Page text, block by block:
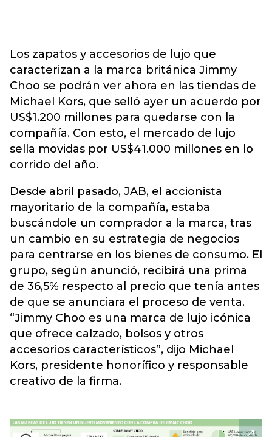
Los zapatos y accesorios de lujo que
caracterizan a la marca británica Jimmy
Choo se podrán ver ahora en las tiendas de
Michael Kors, que selló ayer un acuerdo por
US$1.200 millones para quedarse con la
compañía. Con esto, el mercado de lujo
sella movidas por US$41.000 millones en lo
corrido del año.
Desde abril pasado, JAB, el accionista
mayoritario de la compañía, estaba
buscándole un comprador a la marca, tras
un cambio en su estrategia de negocios
para centrarse en los bienes de consumo. El
grupo, según anunció, recibirá una prima
de 36,5% respecto al precio que tenía antes
de que se anunciara el proceso de venta.
“Jimmy Choo es una marca de lujo icónica
que ofrece calzado, bolsos y otros
accesorios característicos”, dijo Michael
Kors, presidente honorífico y responsable
creativo de la firma.